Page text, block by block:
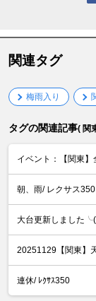
関連タグ
梅雨入り
タグの関連記事( 関
イベント：【関東
朝、雨/ レクサス350
大台更新しました
20251129【関東】
連休/ ﾚｸｻｽ350